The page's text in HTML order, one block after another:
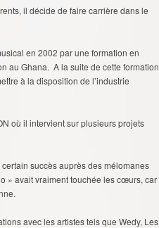
il décide de faire carrière dans le
en 2002 par une formation en
au Ghana. A la suite de cette formation
à la disposition de l’industrie
où il intervient sur plusieurs projets
succès auprès des mélomanes
» avait vraiment touchée les cœurs, car
avec les artistes tels que Wedy, Les